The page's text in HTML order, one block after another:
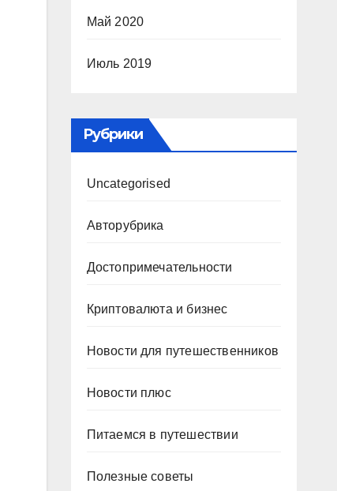
Май 2020
Июль 2019
Рубрики
Uncategorised
Авторубрика
Достопримечательности
Криптовалюта и бизнес
Новости для путешественников
Новости плюс
Питаемся в путешествии
Полезные советы